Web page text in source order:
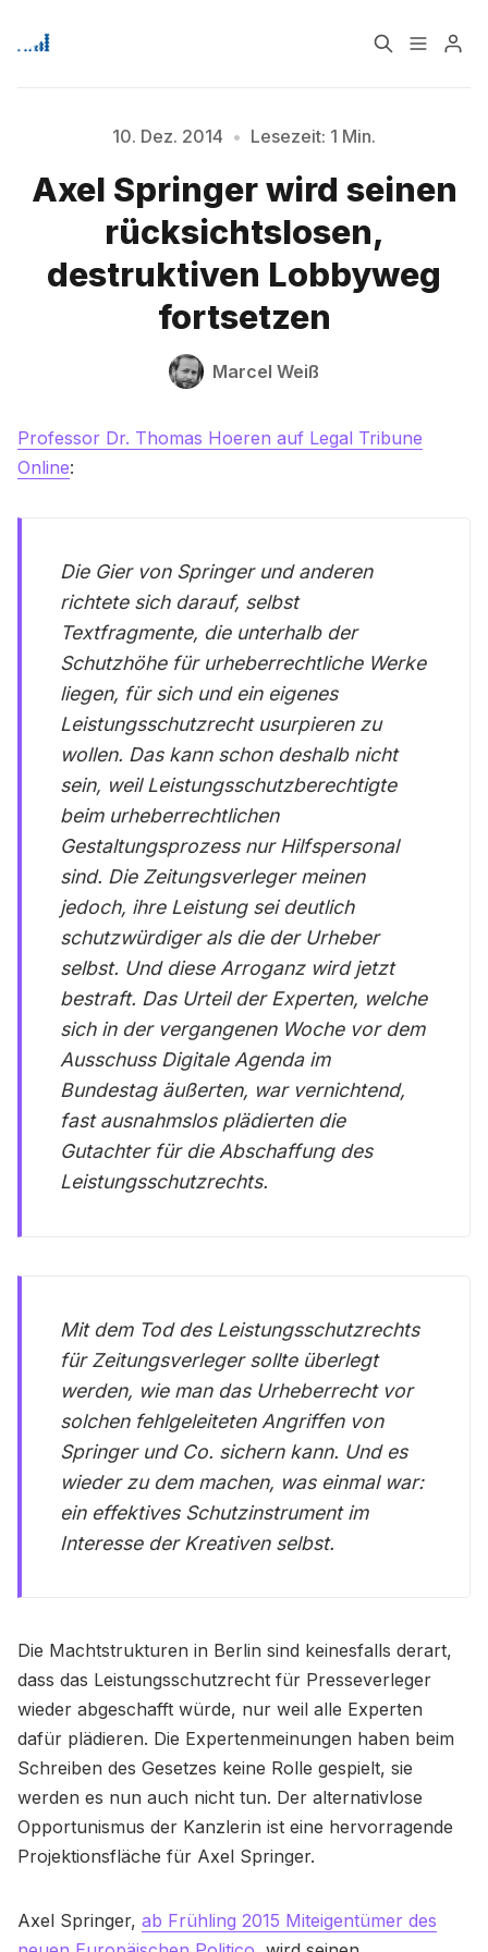
Signup Bitte geben Sie mindestens 3 Zeichen ein
10. Dez. 2014 • Lesezeit: 1 Min.
Axel Springer wird seinen
rücksichtslosen,
destruktiven Lobbyweg
fortsetzen
Marcel Weiß
Professor Dr. Thomas Hoeren auf Legal Tribune
Online:
Die Gier von Springer und anderen
richtete sich darauf, selbst
Textfragmente, die unterhalb der
Schutzhöhe für urheberrechtliche Werke
liegen, für sich und ein eigenes
Leistungsschutzrecht usurpieren zu
wollen. Das kann schon deshalb nicht
sein, weil Leistungsschutzberechtigte
beim urheberrechtlichen
Gestaltungsprozess nur Hilfspersonal
sind. Die Zeitungsverleger meinen
jedoch, ihre Leistung sei deutlich
schutzwürdiger als die der Urheber
selbst. Und diese Arroganz wird jetzt
bestraft. Das Urteil der Experten, welche
sich in der vergangenen Woche vor dem
Ausschuss Digitale Agenda im
Bundestag äußerten, war vernichtend,
fast ausnahmslos plädierten die
Gutachter für die Abschaffung des
Leistungsschutzrechts.
Mit dem Tod des Leistungsschutzrechts
für Zeitungsverleger sollte überlegt
werden, wie man das Urheberrecht vor
solchen fehlgeleiteten Angriffen von
Springer und Co. sichern kann. Und es
wieder zu dem machen, was einmal war:
ein effektives Schutzinstrument im
Interesse der Kreativen selbst.
Die Machtstrukturen in Berlin sind keinesfalls derart,
dass das Leistungsschutzrecht für Presseverleger
wieder abgeschafft würde, nur weil alle Experten
dafür plädieren. Die Expertenmeinungen haben beim
Schreiben des Gesetzes keine Rolle gespielt, sie
werden es nun auch nicht tun. Der alternativlose
Opportunismus der Kanzlerin ist eine hervorragende
Projektionsfläche für Axel Springer.
Axel Springer, ab Frühling 2015 Miteigentümer des